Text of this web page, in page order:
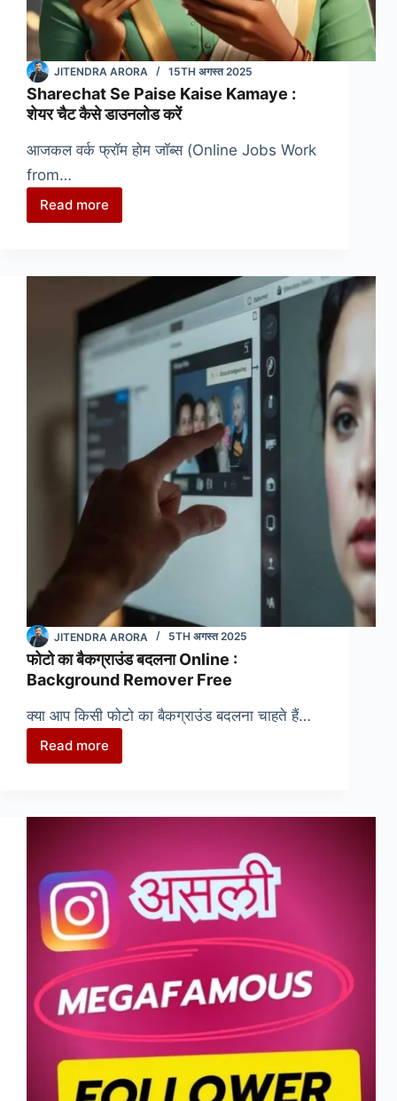
तगड़ी
JITENDRA ARORA 15TH अगस्त 2025
Sharechat Se Paise Kaise Kamaye :
शेयर चैट कैसे डाउनलोड करें
आजकल वर्क फ्रॉम होम जॉब्स (Online Jobs Work
from…
Read more
Sharechat
Kaise
Kamaye
शेयर
चैट
कैसे
डाउनलोड
JITENDRA ARORA 5TH अगस्त 2025
फोटो का बैकग्राउंड बदलना Online :
Background Remover Free
क्या आप किसी फोटो का बैकग्राउंड बदलना चाहते हैं…
Read more
फोटो
बदलना
Background
Remover
Free